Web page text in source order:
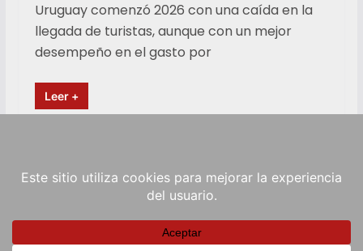
Uruguay comenzó 2026 con una caída en la
llegada de turistas, aunque con un mejor
desempeño en el gasto por
Leer +
RadioViva FM. Powered by